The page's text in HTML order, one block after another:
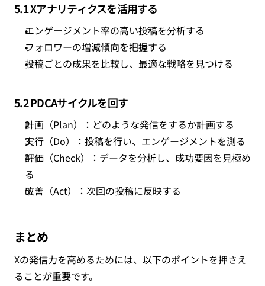
5.1 Xアナリティクスを活用する
エンゲージメント率の高い投稿を分析する
フォロワーの増減傾向を把握する
投稿ごとの成果を比較し、最適な戦略を見つける
5.2 PDCAサイクルを回す
計画（Plan）
：どのような発信をするか計画する
実行（Do）
：投稿を行い、エンゲージメントを測る
評価（Check）
：データを分析し、成功要因を見極め
る
改善（Act）
：次回の投稿に反映する
まとめ
Xの発信力を高めるためには、以下のポイントを押さえ
ることが重要です。